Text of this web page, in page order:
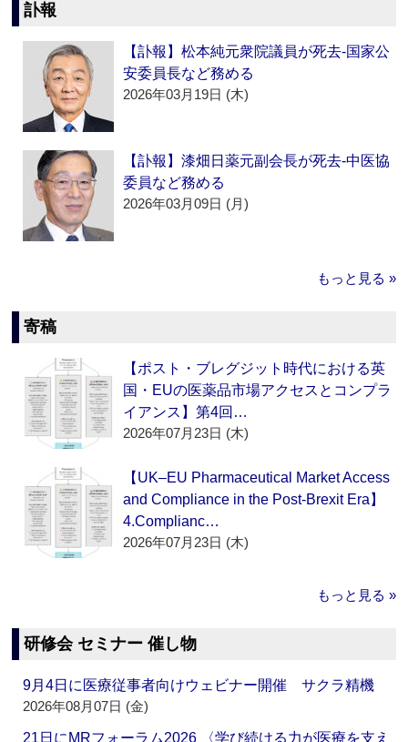
訃報
【訃報】松本純元衆院議員が死去‐国家公
安委員長など務める
2026年03月19日 (木)
【訃報】漆畑日薬元副会長が死去‐中医協
委員など務める
2026年03月09日 (月)
もっと見る »
寄稿
【ポスト・ブレグジット時代における英
国・EUの医薬品市場アクセスとコンプラ
イアンス】第4回…
2026年07月23日 (木)
【UK–EU Pharmaceutical Market Access
and Compliance in the Post-Brexit Era】
4.Complianc…
2026年07月23日 (木)
もっと見る »
研修会 セミナー 催し物
9月4日に医療従事者向けウェビナー開催 サクラ精機
2026年08月07日 (金)
21日にMRフォーラム2026 〈学び続ける力が医療を支え